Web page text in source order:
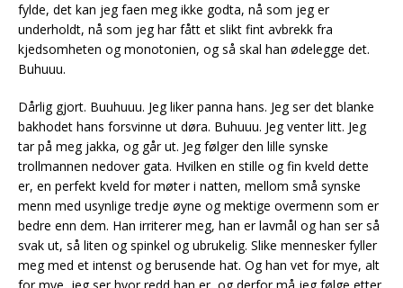
fylde, det kan jeg faen meg ikke godta, nå som jeg er
underholdt, nå som jeg har fått et slikt fint avbrekk fra
kjedsomheten og monotonien, og så skal han ødelegge det.
Buhuuu.
Dårlig gjort. Buuhuuu. Jeg liker panna hans. Jeg ser det blanke
bakhodet hans forsvinne ut døra. Buhuuu. Jeg venter litt. Jeg
tar på meg jakka, og går ut. Jeg følger den lille synske
trollmannen nedover gata. Hvilken en stille og fin kveld dette
er, en perfekt kveld for møter i natten, mellom små synske
menn med usynlige tredje øyne og mektige overmenn som er
bedre enn dem. Han irriterer meg, han er lavmål og han ser så
svak ut, så liten og spinkel og ubrukelig. Slike mennesker fyller
meg med et intenst og berusende hat. Og han vet for mye, alt